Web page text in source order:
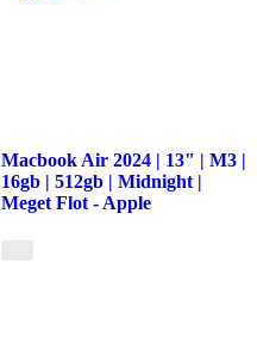
Macbook Air 2024 | 13" | M3 |
16gb | 512gb | Midnight |
Meget Flot - Apple